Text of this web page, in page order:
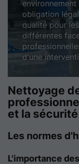
obligation
qualité pour
différentes
d'une
Nettoyage
et la
Les normes
L'importance